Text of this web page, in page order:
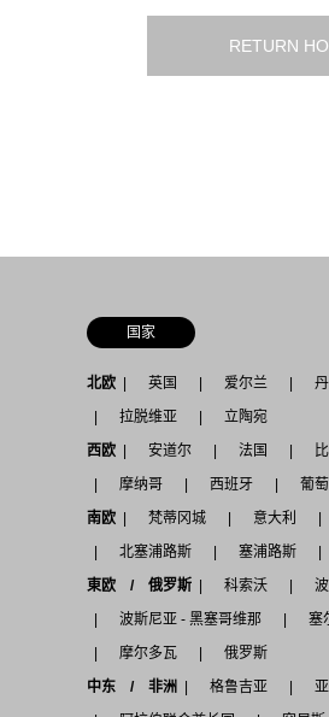
RETURN
国家
北欧 英国 爱尔兰
拉脱维亚
立陶宛
西欧
安道尔 法国
摩纳哥
西班牙
葡
南欧
梵蒂冈城 意大利
北塞浦路斯
塞浦路斯
東欧 / 俄罗斯
科索沃
波斯尼亚 - 黑塞哥维那
塞
摩尔多瓦
俄罗斯
中东 / 非洲
格鲁吉亚 亚